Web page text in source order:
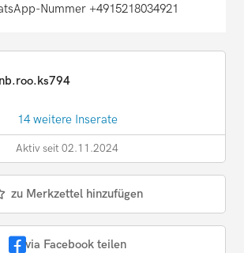
Nummer +4915218034921
14 weitere Inserate
Aktiv seit 02.11.2024
zu Merkzettel hinzufügen
via Facebook teilen